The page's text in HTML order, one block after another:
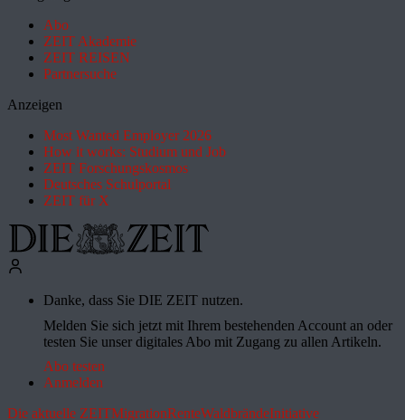
Abo
ZEIT Akademie
ZEIT REISEN
Partnersuche
Anzeigen
Most Wanted Employer 2026
How it works: Studium und Job
ZEIT Forschungskosmos
Deutsches Schulportal
ZEIT für X
Danke, dass Sie DIE ZEIT nutzen.
Melden Sie sich jetzt mit Ihrem bestehenden Account an oder
testen Sie unser digitales Abo mit Zugang zu allen Artikeln.
Abo testen
Anmelden
Die aktuelle ZEITMigrationRenteWaldbrändeInitiative